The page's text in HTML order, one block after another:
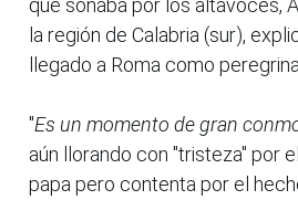
que sonaba por los altavoces,
la región de Calabria (sur),
llegado a Roma como peregrina.
"Es un momento de gran
aún llorando con "tristeza" por
papa pero contenta por el